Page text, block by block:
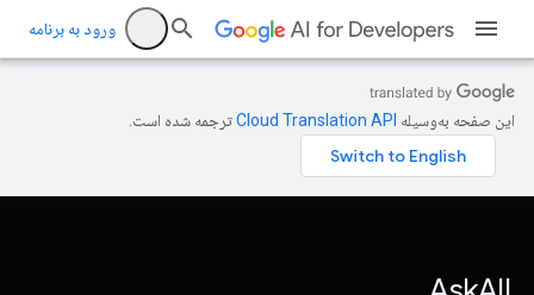
ورود به برنامه
این صفحه به‌وسیله ترجمه شده است.